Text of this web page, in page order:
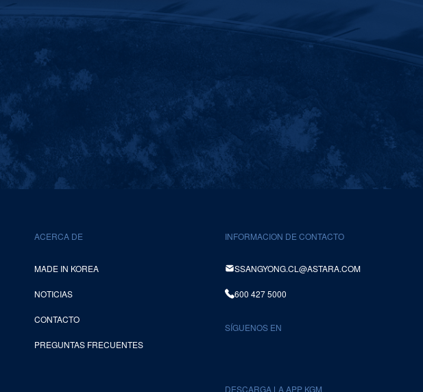
ACERCA DE
MADE IN KOREA
NOTICIAS
CONTACTO
PREGUNTAS FRECUENTES
INFORMACION DE CONTACTO
SSANGYONG.CL@ASTARA.COM
600 427 5000
SÍGUENOS EN
DESCARGA LA APP KGM